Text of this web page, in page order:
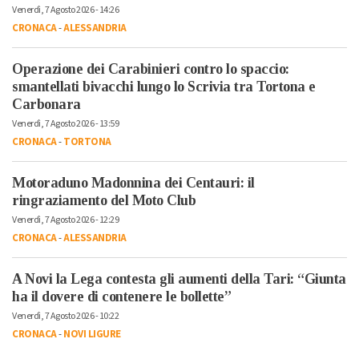
Venerdì, 7 Agosto 2026 - 14:26
CRONACA-ALESSANDRIA
Operazione dei Carabinieri contro lo spaccio:
smantellati bivacchi lungo lo Scrivia tra Tortona e
Carbonara
Venerdì, 7 Agosto 2026 - 13:59
CRONACA-TORTONA
Motoraduno Madonnina dei Centauri: il
ringraziamento del Moto Club
Venerdì, 7 Agosto 2026 - 12:29
CRONACA-ALESSANDRIA
A Novi la Lega contesta gli aumenti della Tari: “Giunta
ha il dovere di contenere le bollette”
Venerdì, 7 Agosto 2026 - 10:22
CRONACA-NOVI LIGURE